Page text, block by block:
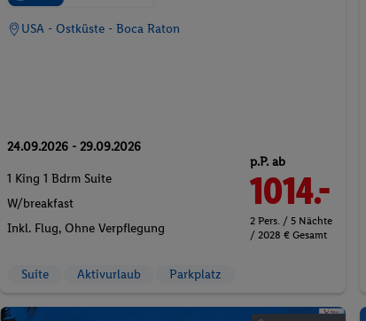
USA - Ostküste - Boca Raton
24.09.2026 - 29.09.2026
1 King 1 Bdrm Suite
W/breakfast
Inkl. Flug,Ohne Verpflegung
p.P. ab
1014.-
2 Pers. / 5 Nächte
/ 2028 € Gesamt
Suite Aktivurlaub Parkplatz